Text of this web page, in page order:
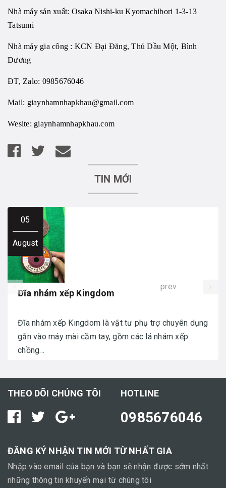
Nhà máy sản xuất: Osaka Nishi-ku Kyomachibori 1-3-13
Tatsumi
Nhà máy gia công : KCN Đại Đăng, Thủ Dầu Một, Bình
Dương
ĐT, Zalo: 0985676046
Mail: giaynhamnhapkhau@gmail.com
Wesite: giaynhamnhapkhau.com
TIN MỚI
05
August
Đĩa nhám xếp Kingdom
Đĩa nhám xếp Kingdom là vật tư phụ trợ chuyên dụng
gắn vào máy mài cầm tay, gồm các lá nhám xếp
chồng...
prev
THEO DÕI CHÚNG TÔI HOTLINE
0985676046
ĐĂNG KÝ NHẬN TIN MỚI TỪ NHẤT GIA
Nhập vào email của bạn và bạn sẽ nhận được sớm nhất
những thông tin khuyến mại từ chúng tôi